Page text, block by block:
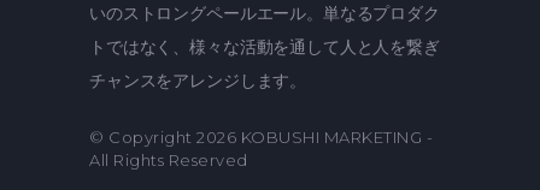
いのストロングペールエール。単なるプロダク
トではなく、様々な活動を通して人と人を繋ぎ
チャンスをアレンジします。
© Copyright 2026 KOBUSHI MARKETING -
All Rights Reserved